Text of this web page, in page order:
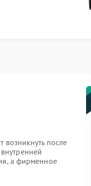
после
а фирменное